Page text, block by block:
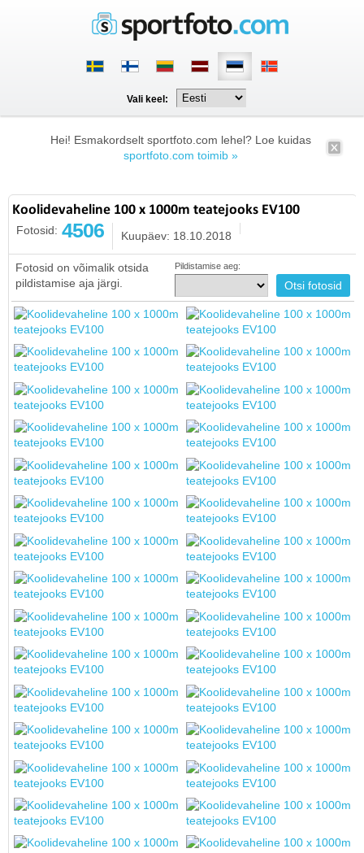
Vali keel:
Hei! Esmakordselt sportfoto.com lehel? Loe kuidas
sportfoto.com toimib »
Koolidevaheline 100 x 1000m teatejooks EV100
Fotosid: 4506 Kuupäev: 18.10.2018
Fotosid on võimalik otsida
pildistamise aja järgi.
Pildistamise aeg: